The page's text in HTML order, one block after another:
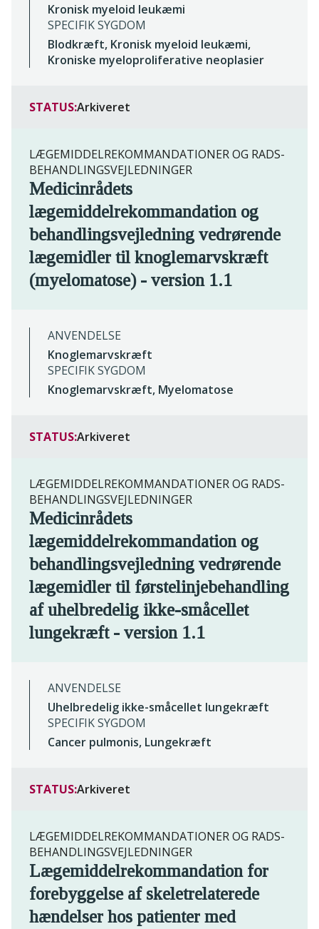
Kronisk myeloid leukæmi
SPECIFIK SYGDOM
Blodkræft, Kronisk myeloid leukæmi,
Kroniske myeloproliferative neoplasier
STATUS:Arkiveret
LÆGEMIDDELREKOMMANDATIONER OG RADS-
BEHANDLINGSVEJLEDNINGER
Medicinrådets
lægemiddelrekommandation og
behandlingsvejledning vedrørende
lægemidler til knoglemarvskræft
(myelomatose) - version 1.1
ANVENDELSE
Knoglemarvskræft
SPECIFIK SYGDOM
Knoglemarvskræft, Myelomatose
STATUS:Arkiveret
LÆGEMIDDELREKOMMANDATIONER OG RADS-
BEHANDLINGSVEJLEDNINGER
Medicinrådets
lægemiddelrekommandation og
behandlingsvejledning vedrørende
lægemidler til førstelinjebehandling
af uhelbredelig ikke-småcellet
lungekræft - version 1.1
ANVENDELSE
Uhelbredelig ikke-småcellet lungekræft
SPECIFIK SYGDOM
Cancer pulmonis, Lungekræft
STATUS:Arkiveret
LÆGEMIDDELREKOMMANDATIONER OG RADS-
BEHANDLINGSVEJLEDNINGER
Lægemiddelrekommandation for
forebyggelse af skeletrelaterede
hændelser hos patienter med